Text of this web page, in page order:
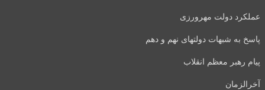
دولت مهرورزی
به شبهات دولتهای نهم و دهم
رهبر معظم انقلاب